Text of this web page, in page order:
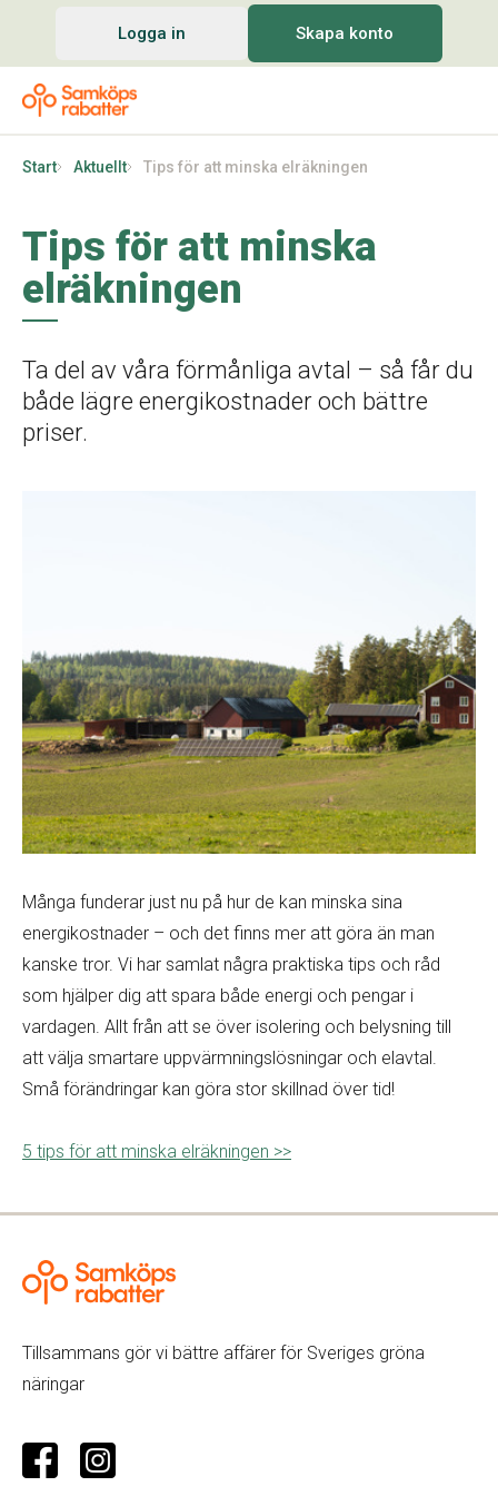
Logga in Skapa konto
Start Aktuellt Tips för att minska elräkningen
Tips för att minska
elräkningen
Ta del av våra förmånliga avtal – så får du
både lägre energikostnader och bättre
priser.
Många funderar just nu på hur de kan minska sina
energikostnader – och det finns mer att göra än man
kanske tror. Vi har samlat några praktiska tips och råd
som hjälper dig att spara både energi och pengar i
vardagen. Allt från att se över isolering och belysning till
att välja smartare uppvärmningslösningar och elavtal.
Små förändringar kan göra stor skillnad över tid!
5 tips för att minska elräkningen >>
Tillsammans gör vi bättre affärer för Sveriges gröna
näringar